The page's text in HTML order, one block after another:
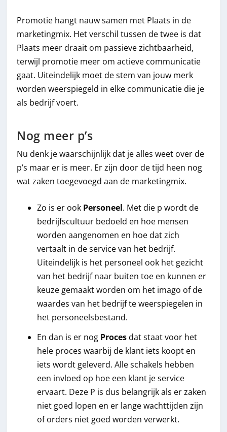
Promotie hangt nauw samen met Plaats in de
marketingmix. Het verschil tussen de twee is dat
Plaats meer draait om passieve zichtbaarheid,
terwijl promotie meer om actieve communicatie
gaat. Uiteindelijk moet de stem van jouw merk
worden weerspiegeld in elke communicatie die je
als bedrijf voert.
Nog meer p’s
Nu denk je waarschijnlijk dat je alles weet over de
p’s maar er is meer. Er zijn door de tijd heen nog
wat zaken toegevoegd aan de marketingmix.
Zo is er ook Personeel. Met die p wordt de
bedrijfscultuur bedoeld en hoe mensen
worden aangenomen en hoe dat zich
vertaalt in de service van het bedrijf.
Uiteindelijk is het personeel ook het gezicht
van het bedrijf naar buiten toe en kunnen er
keuze gemaakt worden om het imago of de
waardes van het bedrijf te weerspiegelen in
het personeelsbestand.
En dan is er nog Proces dat staat voor het
hele proces waarbij de klant iets koopt en
iets wordt geleverd. Alle schakels hebben
een invloed op hoe een klant je service
ervaart. Deze P is dus belangrijk als er zaken
niet goed lopen en er lange wachttijden zijn
of orders niet goed worden verwerkt.